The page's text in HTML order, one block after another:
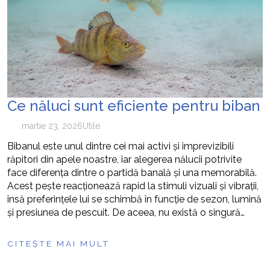
Ce năluci sunt eficiente pentru biban
martie 23, 2026Utile
Bibanul este unul dintre cei mai activi și imprevizibili
răpitori din apele noastre, iar alegerea nălucii potrivite
face diferența dintre o partidă banală și una memorabilă.
Acest pește reacționează rapid la stimuli vizuali și vibrații,
însă preferințele lui se schimbă în funcție de sezon, lumină
și presiunea de pescuit. De aceea, nu există o singură…
CITEȘTE MAI MULT